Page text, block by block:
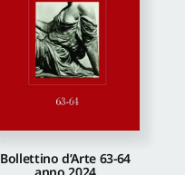
Bollettino d’Arte 63-64